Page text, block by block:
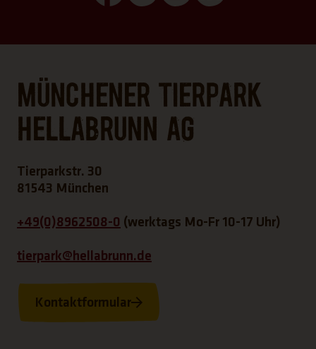
Münchener Tierpark
Hellabrunn AG
Tierparkstr. 30
81543 München
+49(0)8962508-0 (werktags Mo-Fr 10-17 Uhr)
tierpark@hellabrunn.de
Kontaktformular